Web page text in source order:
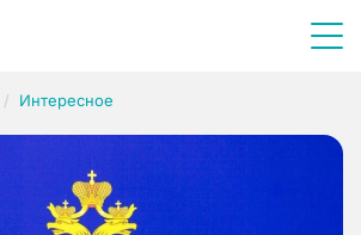
Интересное